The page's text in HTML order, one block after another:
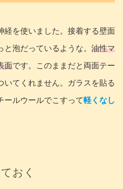
経を使いました。接着する壁面
泡だっているような。 油性マ
面です。このままだと両面テー
いてくれません。ガラスを貼る
ールウールでこすって軽くなし
おく